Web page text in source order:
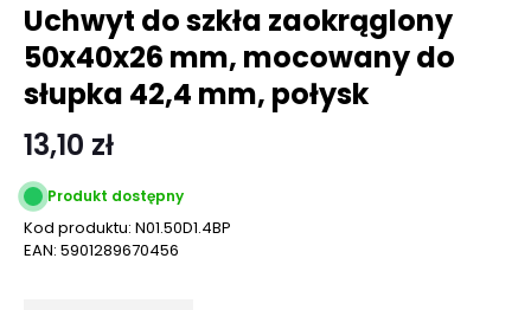
Uchwyt do szkła zaokrąglony
50x40x26 mm, mocowany do
słupka 42,4 mm, połysk
13,10 zł
Produkt dostępny
Kod produktu: N01.50D1.4BP
EAN: 5901289670456